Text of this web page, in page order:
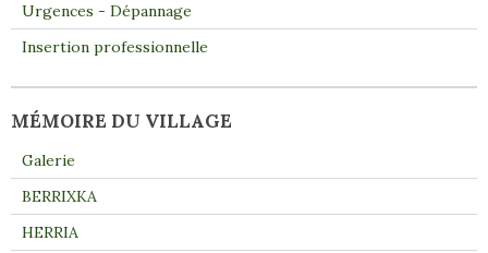
Urgences - Dépannage
Insertion professionnelle
MÉMOIRE DU VILLAGE
Galerie
BERRIXKA
HERRIA